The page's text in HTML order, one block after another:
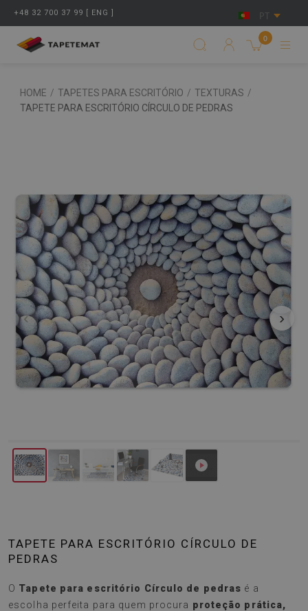
+48 32 700 37 99 [ ENG ] PT
0
HOME / TAPETES PARA ESCRITÓRIO / TEXTURAS /
TAPETE PARA ESCRITÓRIO CÍRCULO DE PEDRAS
‹ ›
TAPETE PARA ESCRITÓRIO CÍRCULO DE
PEDRAS
O Tapete para escritório Círculo de pedras é a
escolha perfeita para quem procura proteção prática,